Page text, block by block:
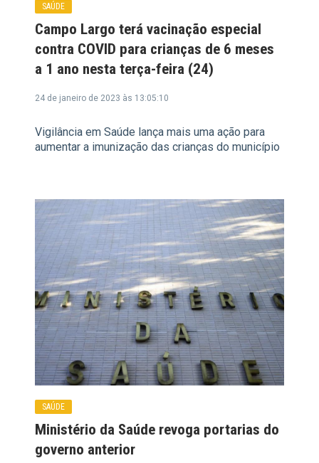
SAÚDE
Campo Largo terá vacinação especial
contra COVID para crianças de 6 meses
a 1 ano nesta terça-feira (24)
24 de janeiro de 2023 às 13:05:10
Vigilância em Saúde lança mais uma ação para
aumentar a imunização das crianças do município
SAÚDE
Ministério da Saúde revoga portarias do
governo anterior